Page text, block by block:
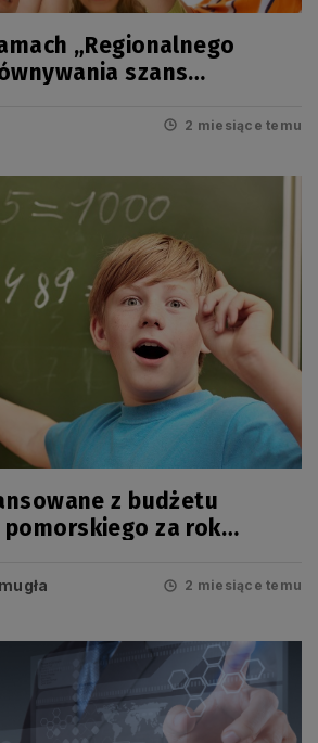
„Regionalnego
szans
2 miesiące temu
z budżetu
za rok
2 miesiące temu